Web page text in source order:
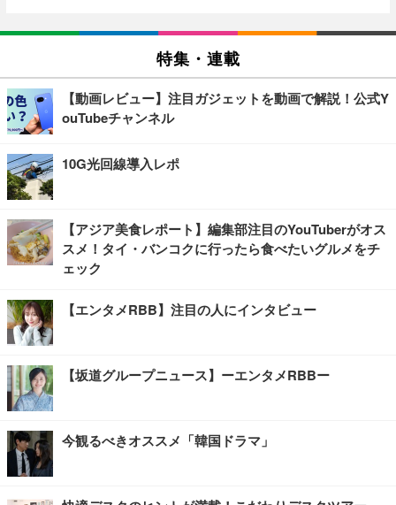
特集・連載
【動画レビュー】注目ガジェットを動画で解説！公式Y
ouTubeチャンネル
10G光回線導入レポ
【アジア美食レポート】編集部注目のYouTuberがオス
スメ！タイ・バンコクに行ったら食べたいグルメをチ
ェック
【エンタメRBB】注目の人にインタビュー
【坂道グループニュース】ーエンタメRBBー
今観るべきオススメ「韓国ドラマ」